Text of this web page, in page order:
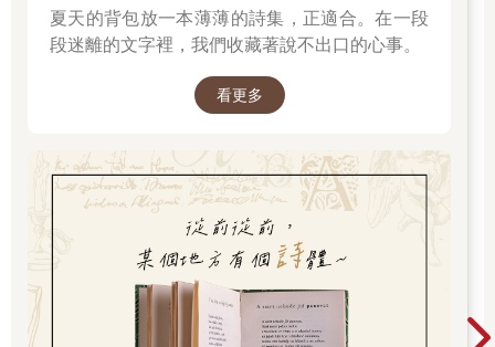
「怎樣？」
我聽到回答時，起身站起來，特意在哥哥坐的地方前面，和哥哥
哥對我絲毫不在意，兩手手指好像梳齒般，深深插在略長的髮
中。他有一頭光澤的頭髮，我每次走到他的面前，眼睛就被他那
在我的眼中，那手指代表他的神經質，優雅又削瘦。
「哥哥。」我再次呼叫時，他才終於沉重地抬起頭。
「對哥哥，我講這種話也許很失禮。但我認為不管多麼有學問，
不管怎樣研究，人心終究無法理解。哥哥比起我來是一個出色的
學者，當然早就察覺到這件事了。不管親如骨肉，還是親如手
足，也只能心心相通的保有默契。實際上正如彼此的身體是分開
一樣，心不也是各自分開的嗎？」
「人心可以從外表來研究，可是卻無法成為那顆本心。那種事我
夏天的背包放一本薄薄的詩集，正適合。在一段
段迷離的文字裡，我們收藏著說不出口的心事。
看更多